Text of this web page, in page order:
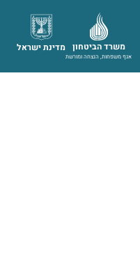
מדינת ישראל משרד הביטחון
אגף משפחות, הנצחה ומורשת